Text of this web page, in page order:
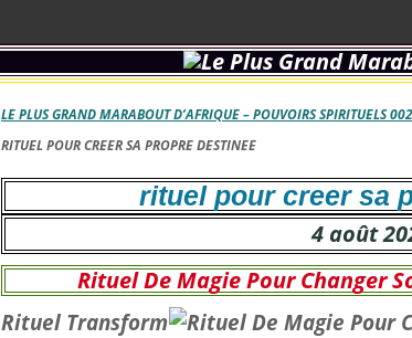
LE PLUS GRAND MARABOUT D’AFRIQUE – POUVOIRS SPIRITUELS
RITUEL POUR CREER SA PROPRE DESTINEE
rituel pour creer sa
4 août
Rituel De Magie Pour Changer
Rituel Transform